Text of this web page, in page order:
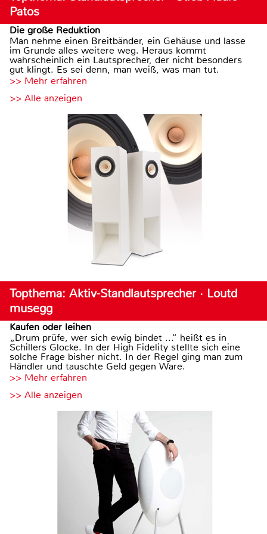
Patos
Die große Reduktion
Man nehme einen Breitbänder, ein Gehäuse und lasse
im Grunde alles weitere weg. Heraus kommt
wahrscheinlich ein Lautsprecher, der nicht besonders
gut klingt. Es sei denn, man weiß, was man tut.
>> Mehr erfahren
>> Alle anzeigen
Topthema: Aktiv-Standlautsprecher · Loutd
musegg
Kaufen oder leihen
„Drum prüfe, wer sich ewig bindet ...“ heißt es in
Schillers Glocke. In der High Fidelity stellte sich eine
solche Frage bisher nicht. In der Regel ging man zum
Händler und tauschte Geld gegen Ware.
>> Mehr erfahren
>> Alle anzeigen